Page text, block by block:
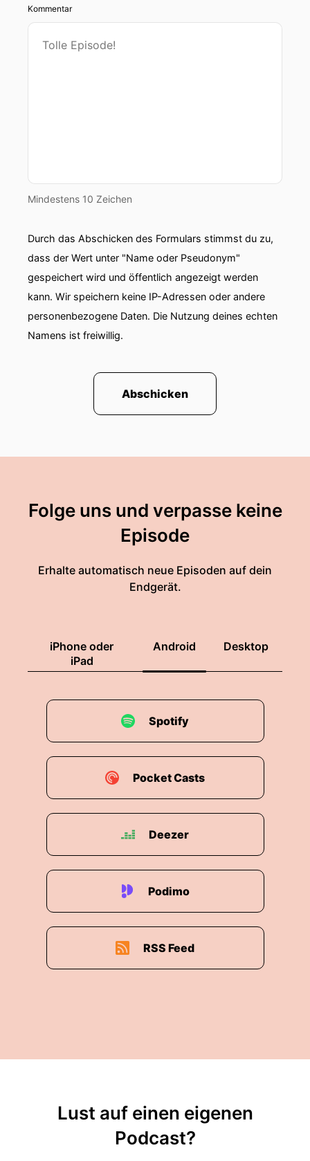
Kommentar
Mindestens 10 Zeichen
Durch das Abschicken des Formulars stimmst du zu,
dass der Wert unter "Name oder Pseudonym"
gespeichert wird und öffentlich angezeigt werden
kann. Wir speichern keine IP-Adressen oder andere
personenbezogene Daten. Die Nutzung deines echten
Namens ist freiwillig.
Abschicken
Folge uns und verpasse keine
Episode
Erhalte automatisch neue Episoden auf dein
Endgerät.
iPhone oder
iPad
Android Desktop
Spotify
Pocket Casts
Deezer
Podimo
RSS Feed
Lust auf einen eigenen
Podcast?